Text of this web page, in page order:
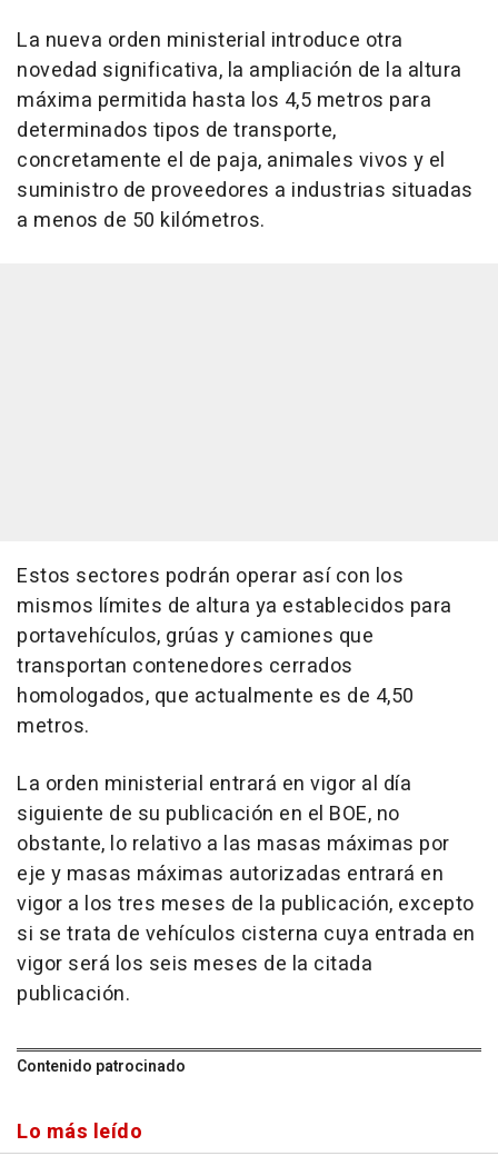
La nueva orden ministerial introduce otra
novedad significativa, la ampliación de la altura
máxima permitida hasta los 4,5 metros para
determinados tipos de transporte,
concretamente el de paja, animales vivos y el
suministro de proveedores a industrias situadas
a menos de 50 kilómetros.
Estos sectores podrán operar así con los
mismos límites de altura ya establecidos para
portavehículos, grúas y camiones que
transportan contenedores cerrados
homologados, que actualmente es de 4,50
metros.
La orden ministerial entrará en vigor al día
siguiente de su publicación en el BOE, no
obstante, lo relativo a las masas máximas por
eje y masas máximas autorizadas entrará en
vigor a los tres meses de la publicación, excepto
si se trata de vehículos cisterna cuya entrada en
vigor será los seis meses de la citada
publicación.
Contenido patrocinado
Lo más leído